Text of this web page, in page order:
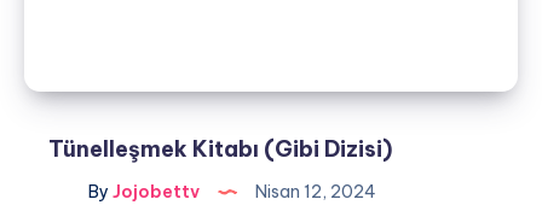
Tünelleşmek Kitabı (Gibi Dizisi)
By Jojobettv Nisan 12, 2024